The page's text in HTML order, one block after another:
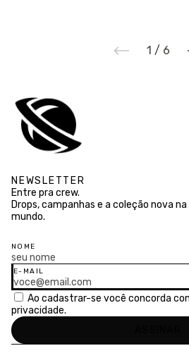
1 / 6
NEWSLETTER
Entre pra crew.
Drops, campanhas e a coleção nova
mundo.
NOME
E-MAIL
Ao cadastrar-se você concorda
privacidade.